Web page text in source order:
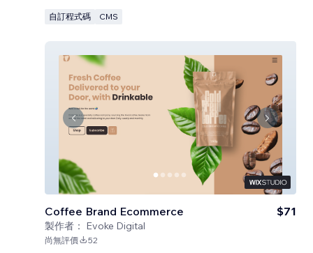
自訂程式碼 CMS
Coffee Brand Ecommerce
製作者： Evoke Digital
$71
尚無評價 52